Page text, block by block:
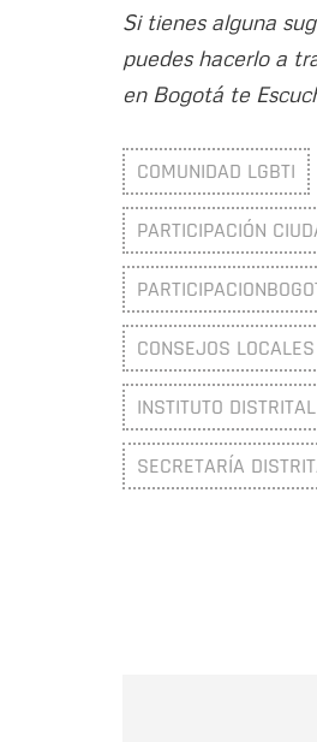
Si tienes alguna
puedes hacerlo a
en Bogotá te
COMUNIDAD LGBTI
PARTICIPACIÓN
CONSEJOS
INSTITUTO
SECRETARÍA